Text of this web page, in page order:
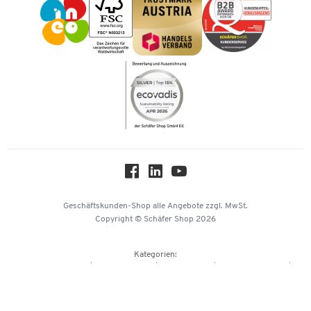
Karriere
Kataloge
Geschäftskunden-Shop alle Angebote zzgl. MwSt.
Copyright © Schäfer Shop 2026
Kategorien: